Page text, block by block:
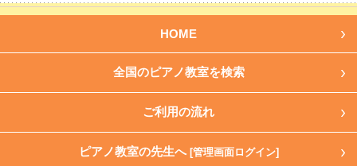
HOME
全国のピアノ教室を検索
ご利用の流れ
ピアノ教室の先生へ [管理画面ログイン]